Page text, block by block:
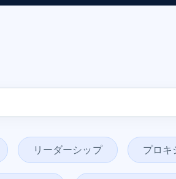
リーダーシップ プロキ